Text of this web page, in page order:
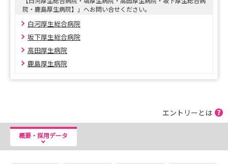
院・鹿島厚生病院】」へお問い合せください。
白河厚生総合病院
坂下厚生総合病院
高田厚生病院
鹿島厚生病院
エントリーとは
概要・採用データ